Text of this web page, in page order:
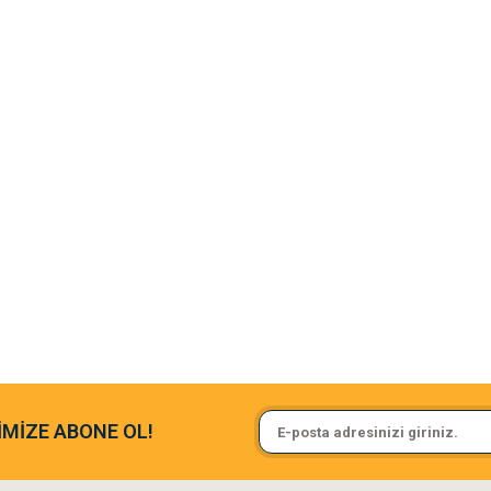
ve paketlemesine bayıldım
Sa**** On******
Pamuk için aradığım tüm
ABONE OL!